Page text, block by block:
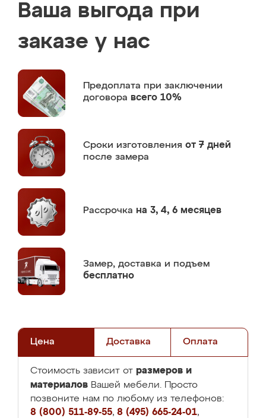
Ваша выгода при
заказе у нас
Предоплата при заключении
договора всего 10%
Сроки изготовления от 7 дней
после замера
Рассрочка на 3, 4, 6 месяцев
Замер, доставка и подъем
бесплатно
Цена Доставка Оплата
Стоимость зависит от размеров и
материалов Вашей мебели. Просто
позвоните нам по любому из телефонов:
8 (800) 511-89-55, 8 (495) 665-24-01,